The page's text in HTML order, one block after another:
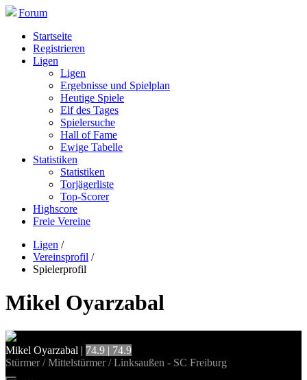
Forum
Startseite
Registrieren
Ligen
Ligen
Ergebnisse und Spielplan
Heutige Spiele
Elf des Tages
Spielersuche
Hall of Fame
Ewige Tabelle
Statistiken
Statistiken
Torjägerliste
Top-Scorer
Highscore
Freie Vereine
Ligen /
Vereinsprofil /
Spielerprofil
Mikel Oyarzabal
Mikel Oyarzabal | 74.9 | 74.9
Stürmer / Mittelstürmer / Linksaußen - SC Freiburg